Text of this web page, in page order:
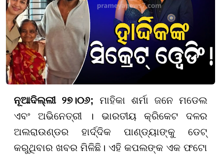
ନୂଆଦିଲ୍ଲୀ ୨୭।୦୬; ମାହିକା ଶର୍ମା ଜନେ ମଡେଲ
ଏବଂ ଅଭିନେତ୍ରୀ । ଭାରତୀୟ କ୍ରିକେଟ ଦଳର
ଅଲରାଉଣ୍ଡର ହାର୍ଦ୍ଦିକ ପାଣ୍ଡ୍ୟାଙ୍କୁ ଡେଟ୍
କରୁଥିବାର ଖବର ମିଳିଛି। ଏହି କପଲଙ୍କ ଏକ ଫଟୋ